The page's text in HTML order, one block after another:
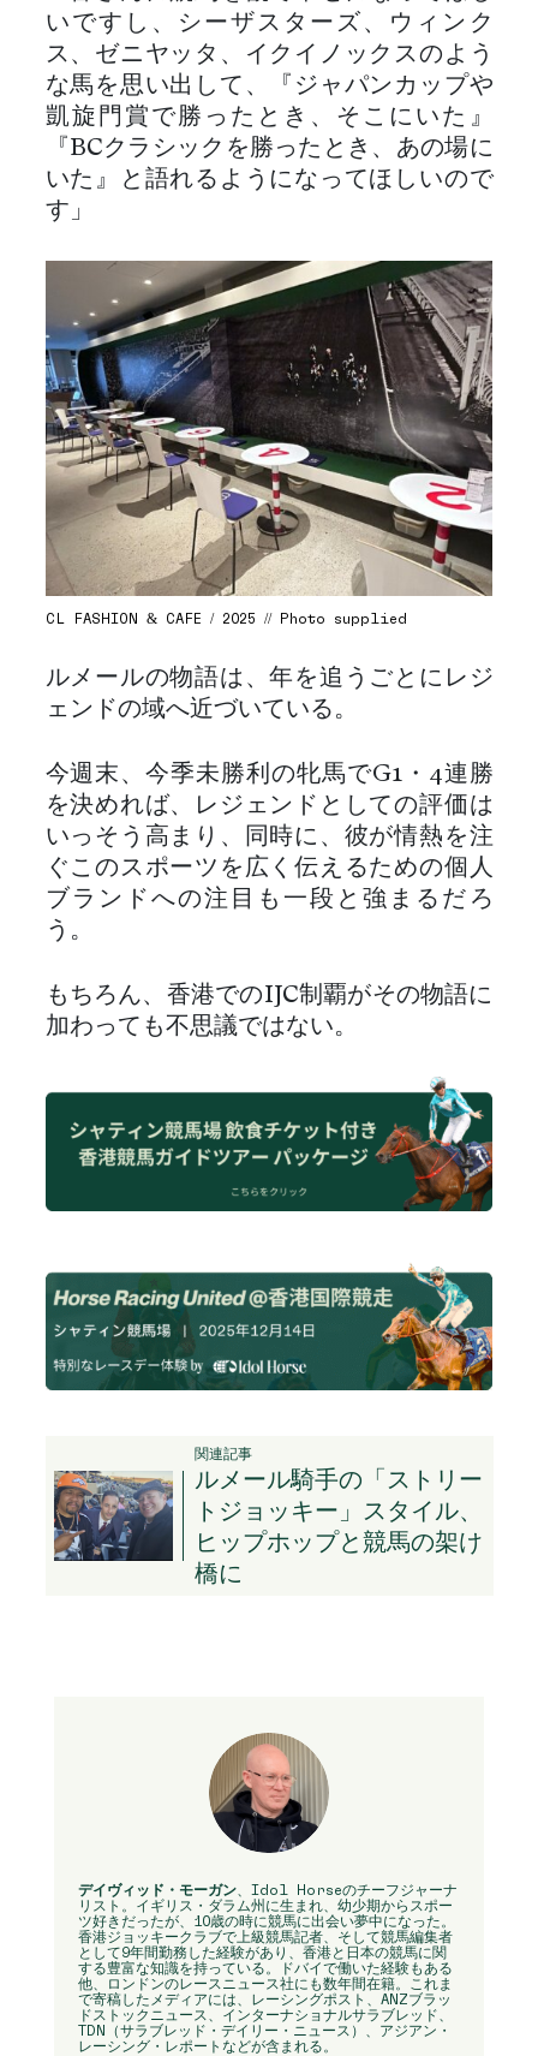
いですし、シーザスターズ、ウィンク
ス、ゼニヤッタ、イクイノックスのよう
な馬を思い出して、『ジャパンカップや
凱旋門賞で勝ったとき、そこにいた』
『BCクラシックを勝ったとき、あの場に
いた』と語れるようになってほしいので
す」
CL FASHION & CAFE / 2025 // Photo supplied
ルメールの物語は、年を追うごとにレジ
ェンドの域へ近づいている。
今週末、今季未勝利の牝馬でG1・4連勝
を決めれば、レジェンドとしての評価は
いっそう高まり、同時に、彼が情熱を注
ぐこのスポーツを広く伝えるための個人
ブランドへの注目も一段と強まるだろ
う。
もちろん、香港でのIJC制覇がその物語に
加わっても不思議ではない。
関連記事
ルメール騎手の「ストリー
トジョッキー」スタイル、
ヒップホップと競馬の架け
橋に
デイヴィッド・モーガン、Idol Horseのチーフジャーナ
リスト。イギリス・ダラム州に生まれ、幼少期からスポー
ツ好きだったが、10歳の時に競馬に出会い夢中になった。
香港ジョッキークラブで上級競馬記者、そして競馬編集者
として9年間勤務した経験があり、香港と日本の競馬に関
する豊富な知識を持っている。ドバイで働いた経験もある
他、ロンドンのレースニュース社にも数年間在籍。これま
で寄稿したメディアには、レーシングポスト、ANZブラッ
ドストックニュース、インターナショナルサラブレッド、
TDN（サラブレッド・デイリー・ニュース）、アジアン・
レーシング・レポートなどが含まれる。